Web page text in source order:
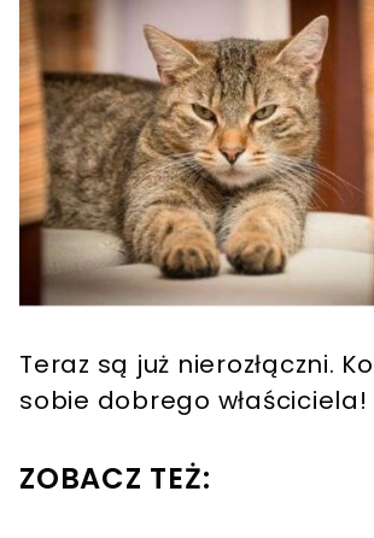
Teraz są już nierozłączni.
sobie dobrego właściciela!
ZOBACZ TEŻ: